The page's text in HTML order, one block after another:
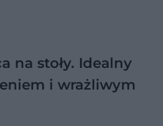
na stoły. Idealny
i wrażliwym